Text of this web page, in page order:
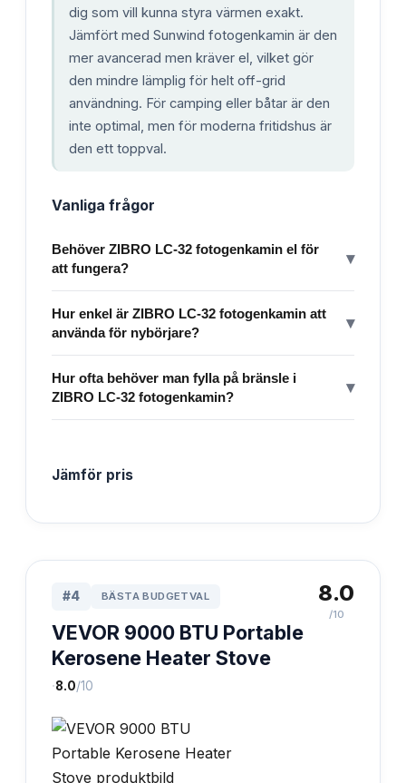
dig som vill kunna styra värmen exakt.
Jämfört med Sunwind fotogenkamin är den
mer avancerad men kräver el, vilket gör
den mindre lämplig för helt off-grid
användning. För camping eller båtar är den
inte optimal, men för moderna fritidshus är
den ett toppval.
Vanliga frågor
Behöver ZIBRO LC-32 fotogenkamin el för
att fungera?
▾
Hur enkel är ZIBRO LC-32 fotogenkamin att
använda för nybörjare?
▾
Hur ofta behöver man fylla på bränsle i
ZIBRO LC-32 fotogenkamin?
▾
Jämför pris
#4 BÄSTA BUDGETVAL
VEVOR 9000 BTU Portable
Kerosene Heater Stove
·8.0/10
8.0
/10